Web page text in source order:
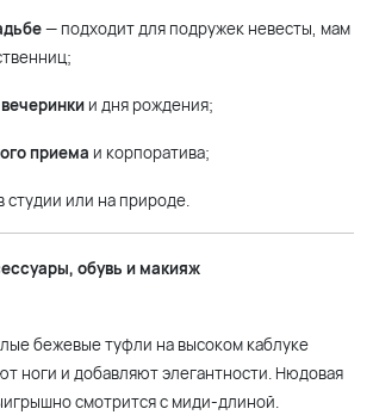
— подходит для подружек невесты, мам
и дня рождения;
приема и корпоратива;
студии или на природе.
обувь и макияж
бежевые туфли на высоком каблуке
ноги и добавляют элегантности. Нюдовая
смотрится с миди-длиной.